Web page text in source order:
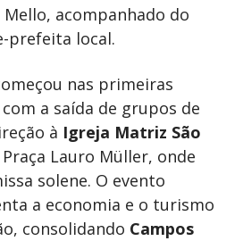
acompanhado do
prefeita local.
nas primeiras
a saída de grupos de
à Igreja Matriz São
Praça Lauro Müller, onde
solene. O evento
a economia e o turismo
consolidando Campos